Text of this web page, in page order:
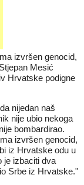
izvršen genocid,
Mesić
Hrvatske podigne
nijedan naš
nije ubio nekoga
bombardirao.
izvršen genocid,
iz Hrvatske odu u
je izbaciti dva
Srbe iz Hrvatske."